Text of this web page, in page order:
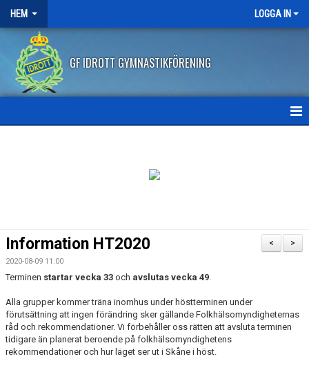
HEM LOGGA IN
GF IDROTT GYMNASTIKFÖRENING
FRÅGOR OCH SVAR
VÅRA GRUPPER
EVENEMANG
>
<
Information HT2020
2020-08-09 11:00
Terminen startar vecka 33 och avslutas vecka 49.
Alla grupper kommer träna inomhus under höstterminen under
förutsättning att ingen förändring sker gällande Folkhälsomyndigheternas
råd och rekommendationer. Vi förbehåller oss rätten att avsluta terminen
tidigare än planerat beroende på folkhälsomyndighetens
rekommendationer och hur läget ser ut i Skåne i höst.